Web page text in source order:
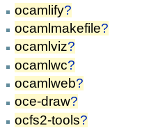
ocamlify?
ocamlmakefile?
ocamlviz?
ocamlwc?
ocamlweb?
oce-draw?
ocfs2-tools?